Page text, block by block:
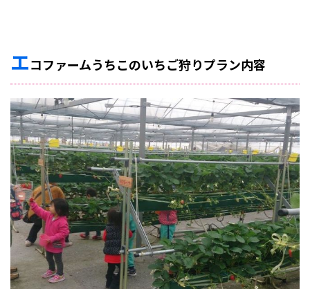
エコファームうちこのいちご狩りプラン内容